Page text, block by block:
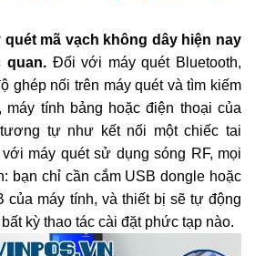
quét mã vạch không dây hiện nay
quan. Đối với máy quét Bluetooth,
ghép nối trên máy quét và tìm kiếm
máy tính bảng hoặc điện thoại của
tự như kết nối một chiếc tai
máy quét sử dụng sóng RF, mọi
bạn chỉ cần cắm USB dongle hoặc
của máy tính, và thiết bị sẽ tự động
kỳ thao tác cài đặt phức tạp nào.